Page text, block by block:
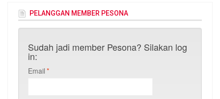
PELANGGAN MEMBER PESONA
Sudah jadi member Pesona? Silakan log
in:
*
Email